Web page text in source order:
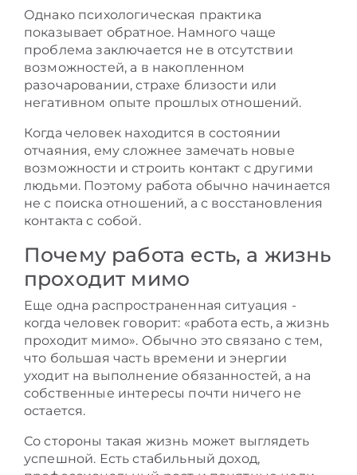
Однако психологическая практика
показывает обратное. Намного чаще
проблема заключается не в отсутствии
возможностей, а в накопленном
разочаровании, страхе близости или
негативном опыте прошлых отношений.
Когда человек находится в состоянии
отчаяния, ему сложнее замечать новые
возможности и строить контакт с другими
людьми. Поэтому работа обычно начинается
не с поиска отношений, а с восстановления
контакта с собой.
Почему работа есть, а жизнь
проходит мимо
Еще одна распространенная ситуация -
когда человек говорит: «работа есть, а жизнь
проходит мимо». Обычно это связано с тем,
что большая часть времени и энергии
уходит на выполнение обязанностей, а на
собственные интересы почти ничего не
остается.
Со стороны такая жизнь может выглядеть
успешной. Есть стабильный доход,